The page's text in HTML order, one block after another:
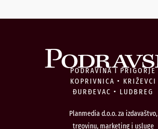
PODRAVINA I PRIGORJE
KOPRIVNICA • KRIŽEVCI
ĐURĐEVAC • LUDBREG
Planmedia d.o.o. za izdavaštvo,
trgovinu, marketing i usluge